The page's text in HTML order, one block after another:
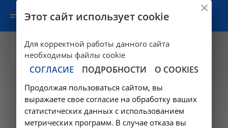
Лучевая диагностика в НИИ
КЛИНИЧЕСКОЙ МЕДИЦИНЫ
Этот сайт использует cookie
Для корректной работы данного сайта
необходимы файлы cookie
СОГЛАСИЕ ПОДРОБНОСТИ О COOKIES
Продолжая пользоваться сайтом, вы
выражаете свое согласие на обработку ваших
статистических данных с использованием
метрических программ. В случае отказа вы